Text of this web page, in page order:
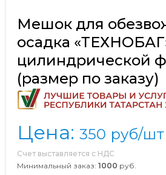
Мешок для
осадка
цилиндрической
(размер по заказу)
Цена: 350 руб/шт
Счет выставляется с НДС
Минимальный заказ: 1000 руб.